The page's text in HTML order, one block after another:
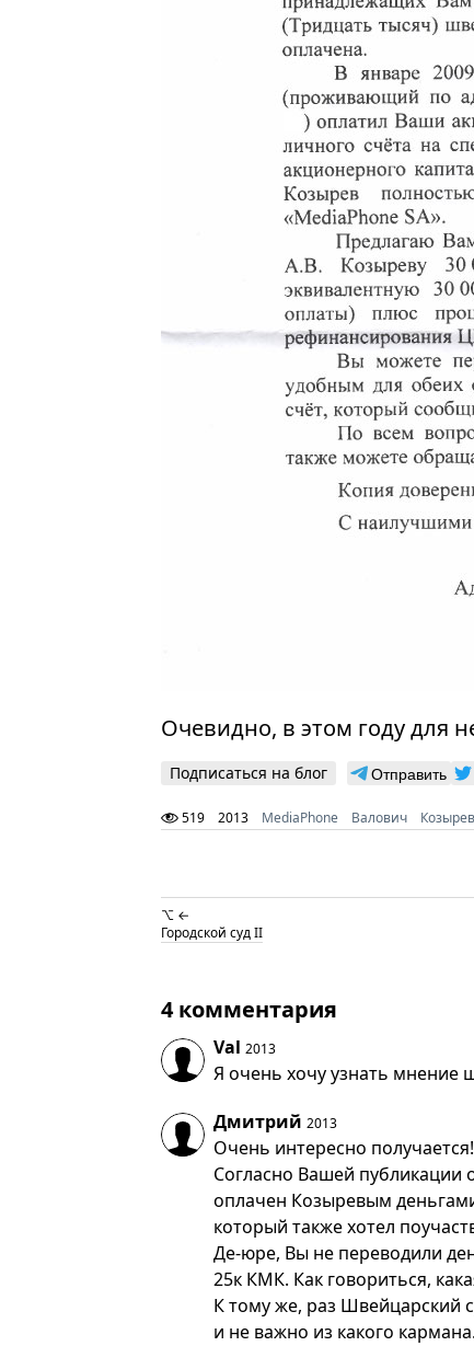
Очевидно, в этом году для
Подписаться на блог Отправить
519 2013 MediaPhone Валович Козырев
⌥ ←
Городской суд II
4 комментария
Val 2013
Я очень хочу узнать мнение
Дмитрий 2013
Очень интересно получается!
Согласно Вашей публикации
оплачен Козыревым
который также хотел
Де-юре, Вы не переводили
25к КМК. Как говориться,
К тому же, раз Швейцарский
и не важно из какого